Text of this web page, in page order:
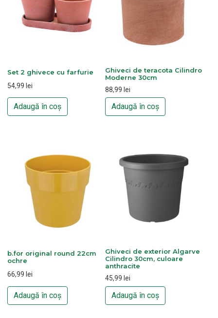
Set 2 ghivece cu farfurie
54,99 lei
Adaugă în coș
Ghiveci de teracota Cilindro
Moderne 30cm
88,99 lei
Adaugă în coș
b.for original round 22cm
ochre
66,99 lei
Adaugă în coș
Ghiveci de exterior Algarve
Cilindro 30cm, culoare
anthracite
45,99 lei
Adaugă în coș